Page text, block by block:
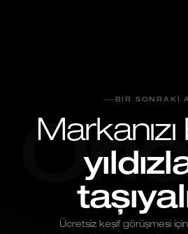
BIR SONRAKI
Ücretsiz keşif görüşmesi